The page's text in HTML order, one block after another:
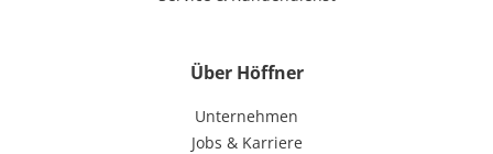
Über Höffner
Unternehmen
Jobs & Karriere